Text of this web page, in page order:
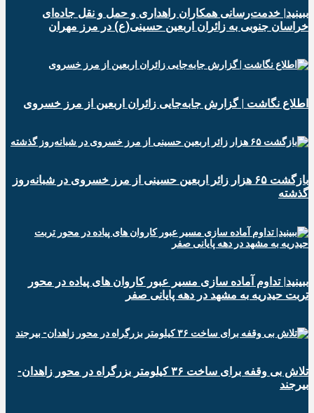
ببینید| خدمت‌رسانی همکاران راهداری و حمل و نقل جاده‌ای
خراسان جنوبی به زائران اربعین حسینی(ع) در مرز مهران
️اطلاع نگاشت | گزارش جابه‌جایی زائران اربعین از مرز خسروی
️بازگشت ۶۵ هزار زائر اربعین حسینی از مرز خسروی در شبانه‌روز
گذشته
ببینید| تداوم آماده سازی مسیر عبور کاروان های پیاده در محور
تربت حیدریه به مشهد در دهه پایانی صفر
تلاش بی وقفه برای ساخت ۳۶ کیلومتر بزرگراه در محور زاهدان-
بیرجند